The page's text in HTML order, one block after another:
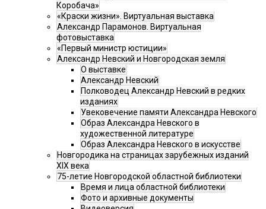
Коробача»
«Краски жизни». Виртуальная выставка
Александр Парамонов. Виртуальная
фотовыставка
«Первый министр юстиции»
Александр Невский и Новгородская земля
О выставке
Александр Невский
Полководец Александр Невский в редких
изданиях
Увековечение памяти Александра Невского
Образ Александра Невского в
художественной литературе
Образ Александра Невского в искусстве
Новгородика на страницах зарубежных изданий
XIX века
75-летие Новгородской областной библиотеки
Время и лица областной библиотеки
Фото и архивные документы